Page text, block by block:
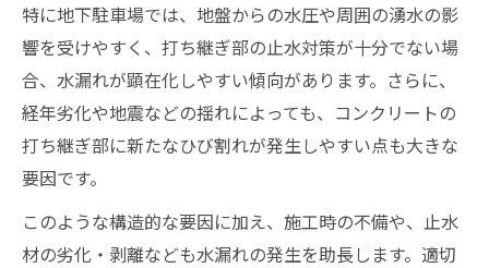
説
地下駐車場水漏れ時の止水壁補修ポイント
コンクリート止水壁の強化方法と防水対策
止水壁の補修事例に学ぶ効果的な対応策
水漏れ調査費用の負担は誰になるのか
地下駐車場水漏れ調査費用の負担区分とは
水漏れ原因別に変わる調査費用の考え方
特に地下駐車場では、地盤からの水圧や周囲の湧水の影
響を受けやすく、打ち継ぎ部の止水対策が十分でない場
合、水漏れが顕在化しやすい傾向があります。さらに、
経年劣化や地震などの揺れによっても、コンクリートの
打ち継ぎ部に新たなひび割れが発生しやすい点も大きな
要因です。
このような構造的な要因に加え、施工時の不備や、止水
材の劣化・剥離なども水漏れの発生を助長します。適切